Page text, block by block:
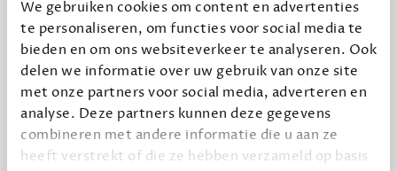
We gebruiken cookies om content en advertenties
te personaliseren, om functies voor social media te
bieden en om ons websiteverkeer te analyseren. Ook
delen we informatie over uw gebruik van onze site
met onze partners voor social media, adverteren en
analyse. Deze partners kunnen deze gegevens
combineren met andere informatie die u aan ze
heeft verstrekt of die ze hebben verzameld op basis
Geef cadeau
Alles van Dewey Free
Word een bovengemiddelde lezer met 6 boeken
per jaar